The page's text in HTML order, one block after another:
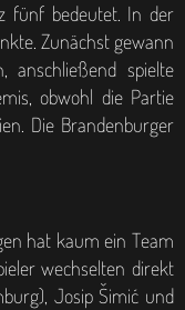
fünf bedeutet. In der
Zunächst gewann
anschließend spielte
obwohl die Partie
Die Brandenburger
hat kaum ein Team
wechselten direkt
Josip Šimić und